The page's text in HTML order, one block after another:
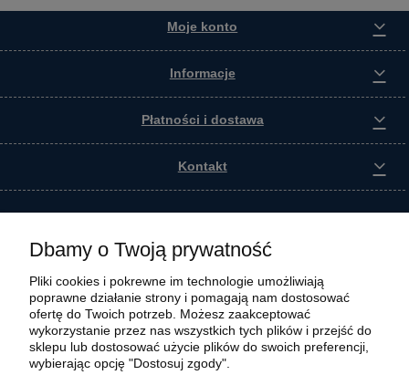
Moje konto
Informacje
Płatności i dostawa
Kontakt
Dbamy o Twoją prywatność
Pliki cookies i pokrewne im technologie umożliwiają
poprawne działanie strony i pomagają nam dostosować
ofertę do Twoich potrzeb. Możesz zaakceptować
wykorzystanie przez nas wszystkich tych plików i przejść do
sklepu lub dostosować użycie plików do swoich preferencji,
wybierając opcję "Dostosuj zgody".